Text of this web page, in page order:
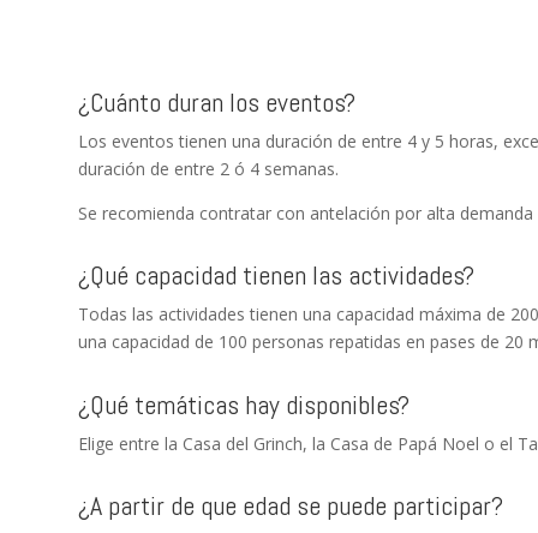
¿Cuánto duran los eventos?
Los eventos tienen una duración de entre 4 y 5 horas,
duración de entre 2 ó 4 semanas.
Se recomienda contratar con antelación por alta demanda
¿Qué capacidad tienen las actividades?
Todas las actividades tienen una capacidad máxima de
una capacidad de 100 personas repatidas en pases de 20
¿Qué temáticas hay disponibles?
Elige entre la Casa del Grinch, la Casa de Papá Noel o el
¿A partir de que edad se puede participar?